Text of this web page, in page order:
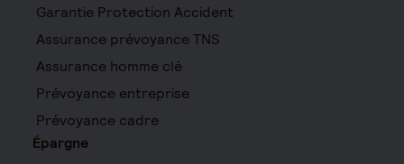
Garantie Protection Accident
Assurance prévoyance TNS
Assurance homme clé
Prévoyance entreprise
Prévoyance cadre
Épargne